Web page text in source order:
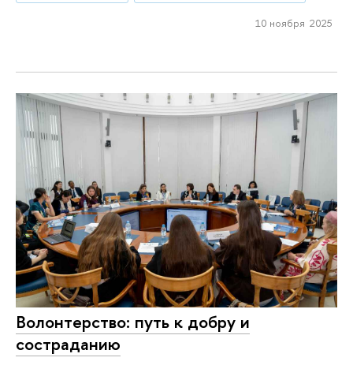
10 ноября 2025
Волонтерство: путь к добру и
состраданию